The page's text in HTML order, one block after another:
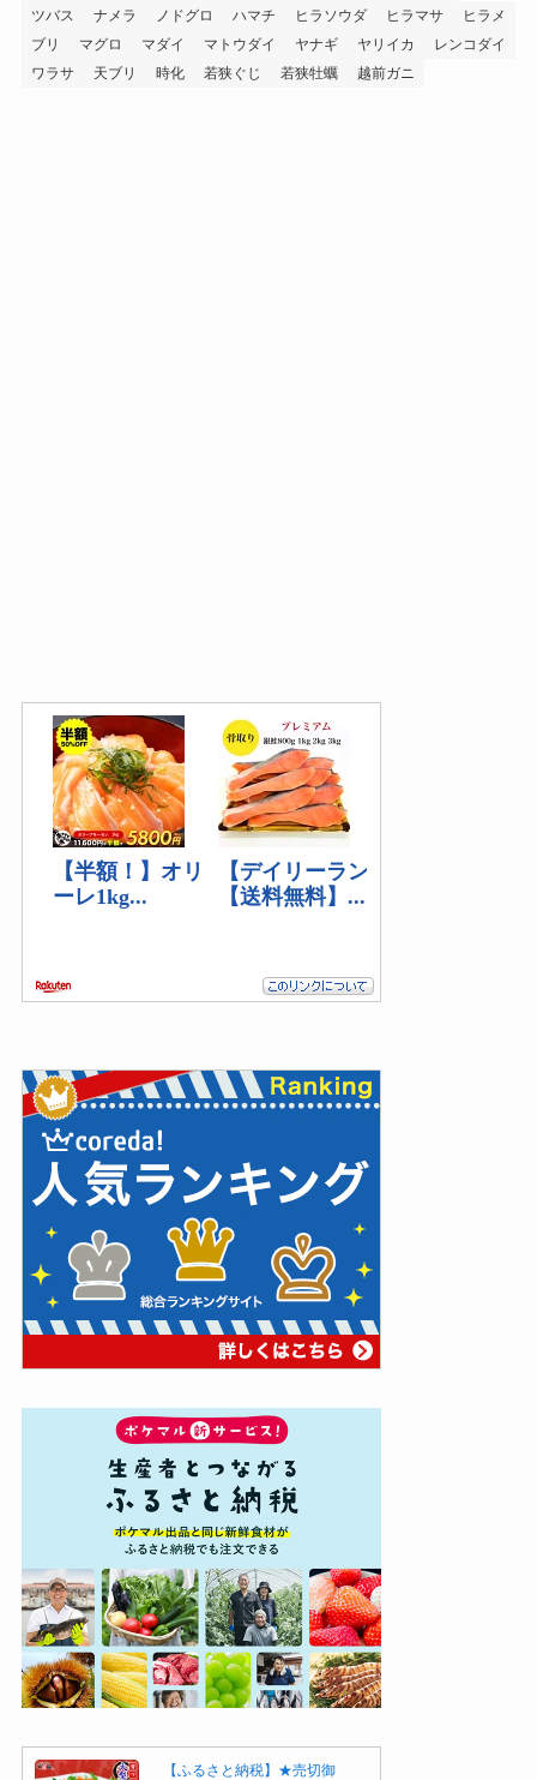
ツバス ナメラ ノドグロ ハマチ ヒラソウダ ヒラマサ
ヒラメ
ブリ
マグロ マダイ マトウダイ ヤナギ ヤリイカ
レンコダイ
ワラサ
天ブリ 時化 若狭ぐじ 若狭牡蠣 越前ガニ
【ふるさと納税】★売切御